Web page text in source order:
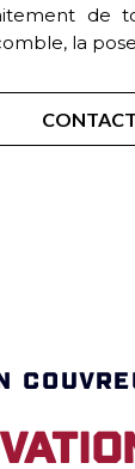
de
la
CONTACT